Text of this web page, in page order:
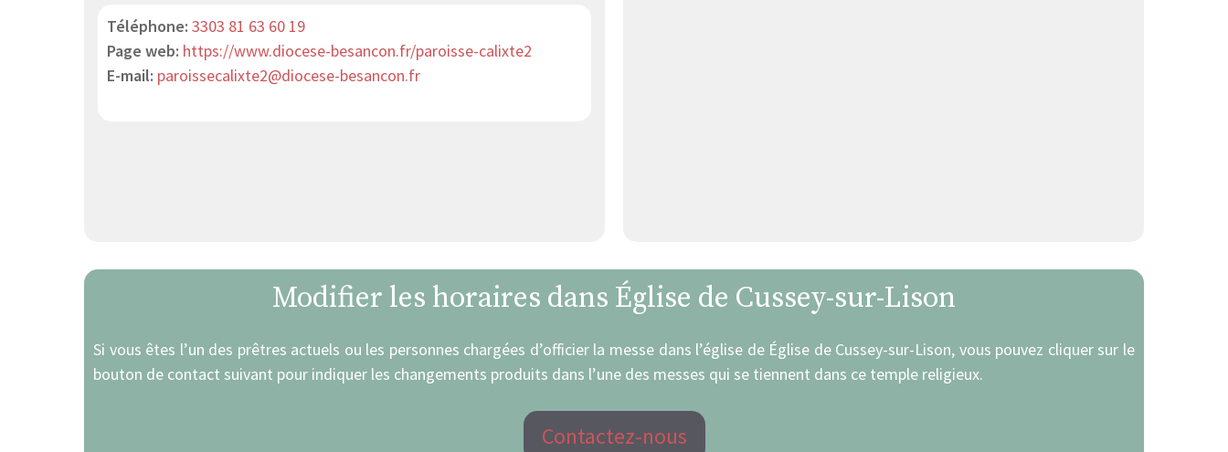
Téléphone: 3303 81 63 60 19
Page web: https://www.diocese-besancon.fr/paroisse-calixte2
E-mail: paroissecalixte2@diocese-besancon.fr
Modifier les horaires dans Église de Cussey-sur-Lison
Si vous êtes l’un des prêtres actuels ou les personnes chargées d’officier la messe dans l’église de Église de Cussey-sur-Lison, vous pouvez cliquer sur le
bouton de contact suivant pour indiquer les changements produits dans l’une des messes qui se tiennent dans ce temple religieux.
Contactez-nous